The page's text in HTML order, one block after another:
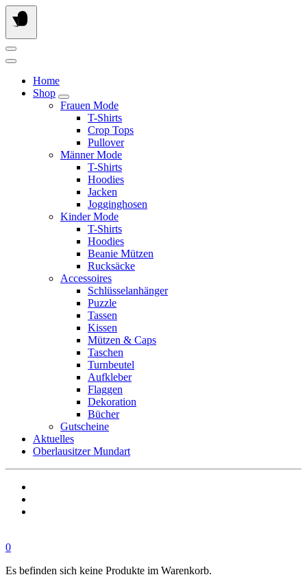
Springe
zum
Inhalt
Home
Shop
Frauen Mode
T-Shirts
Crop Tops
Pullover
Männer Mode
T-Shirts
Hoodies
Jacken
Jogginghosen
Kinder Mode
T-Shirts
Hoodies
Beanie Mützen
Rucksäcke
Accessoires
Schlüsselanhänger
Puzzle
Tassen
Kissen
Mützen & Caps
Taschen
Turnbeutel
Aufkleber
Flaggen
Dekoration
Bücher
Gutscheine
Aktuelles
Oberlausitzer Mundart
0
Es befinden sich keine Produkte im Warenkorb.